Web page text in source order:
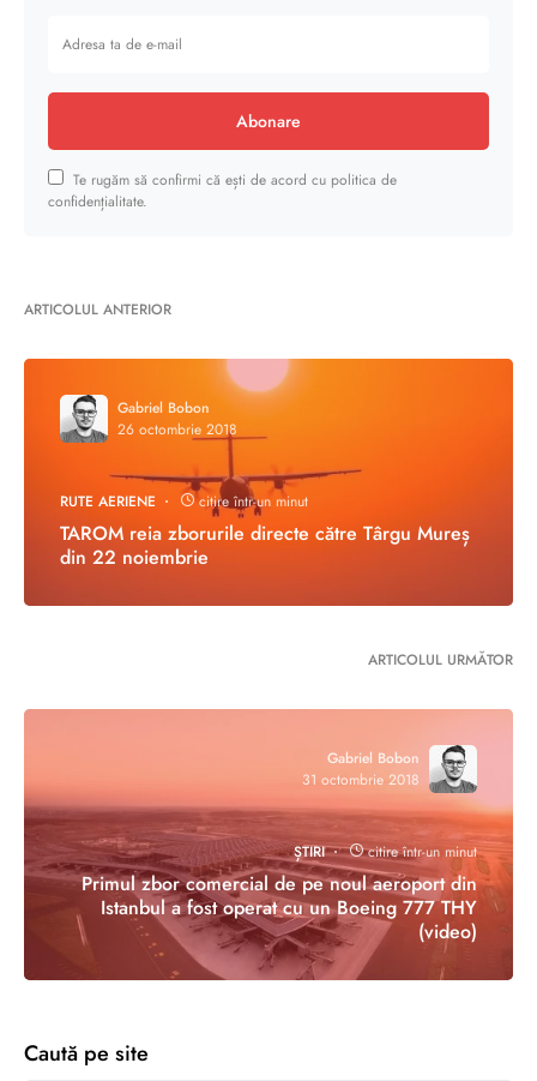
Abonare
Te rugăm să confirmi că ești de acord cu politica de
confidențialitate.
ARTICOLUL ANTERIOR
Gabriel Bobon
26 octombrie 2018
RUTE AERIENE citire într-un minut
TAROM reia zborurile directe către Târgu Mureș
din 22 noiembrie
ARTICOLUL URMĂTOR
Gabriel Bobon
31 octombrie 2018
ȘTIRI citire într-un minut
Primul zbor comercial de pe noul aeroport din
Istanbul a fost operat cu un Boeing 777 THY
(video)
Caută pe site